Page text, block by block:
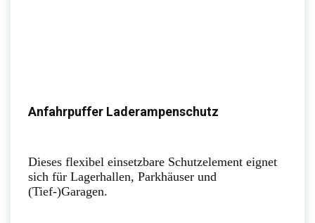
Anfahrpuffer Laderampenschutz
Dieses flexibel einsetzbare Schutzelement eignet
sich für Lagerhallen, Parkhäuser und
(Tief-)Garagen.